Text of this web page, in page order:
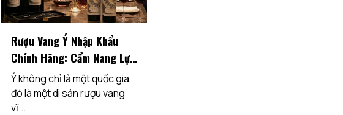
Rượu Vang Ý Nhập Khẩu
Chính Hãng: Cẩm Nang Lựa
Chọn & Bảng Giá Chi Tiết
Ý không chỉ là một quốc gia,
đó là một di sản rượu vang
vĩ...